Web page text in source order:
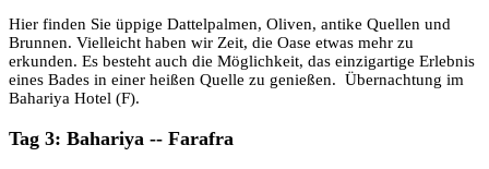
Hier finden Sie üppige Dattelpalmen, Oliven, antike Quellen und
Brunnen. Vielleicht haben wir Zeit, die Oase etwas mehr zu
erkunden. Es besteht auch die Möglichkeit, das einzigartige Erlebnis
eines Bades in einer heißen Quelle zu genießen. Übernachtung im
Bahariya Hotel (F).
Tag 3: Bahariya -- Farafra